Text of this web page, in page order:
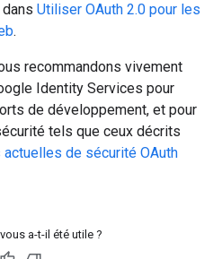
Utiliser OAuth 2.0 pour les
.
recommandons vivement
Identity Services pour
de développement, et pour
tels que ceux décrits
de sécurité OAuth
a-t-il été utile ?